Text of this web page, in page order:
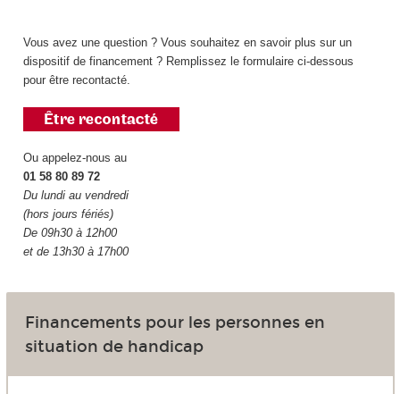
Vous avez une question ? Vous souhaitez en savoir plus sur un
dispositif de financement ? Remplissez le formulaire ci-dessous
pour être recontacté.
Ou appelez-nous au
01 58 80 89 72
Du lundi au vendredi
(hors jours fériés)
De 09h30 à 12h00
et de 13h30 à 17h00
Financements pour les personnes en
situation de handicap